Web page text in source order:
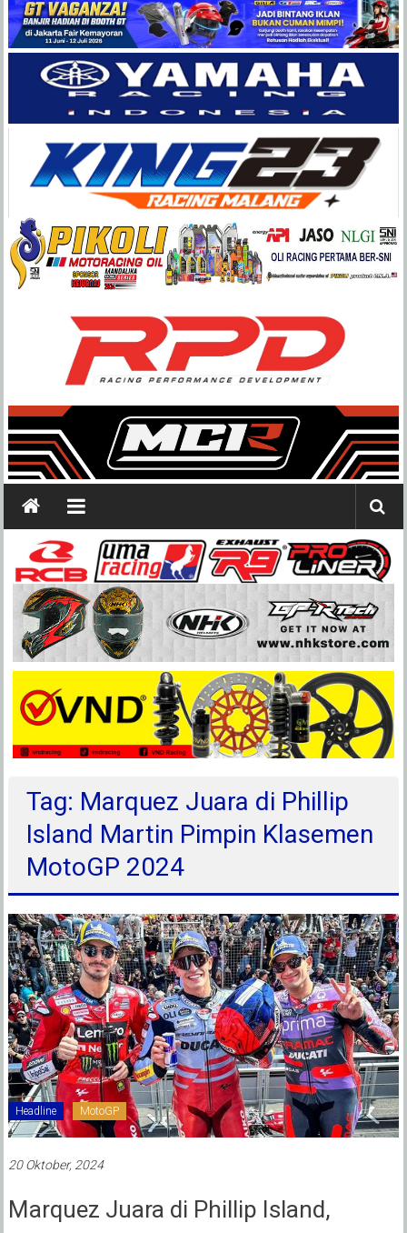
Balap
Paling
Lengkap
Tag: Marquez Juara di Phillip
Island Martin Pimpin Klasemen
MotoGP 2024
Headline MotoGP
20 Oktober, 2024
Marquez Juara di Phillip Island,